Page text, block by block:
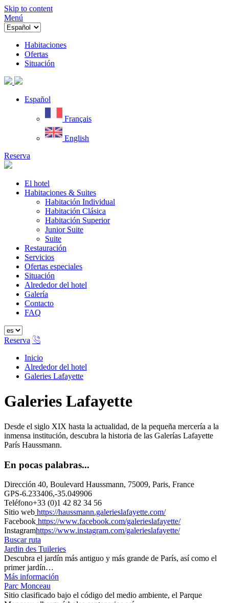
Skip to content
Menú
Habitaciones
Ofertas
Situación
Español
Français
English
Reserva
El hotel
Habitaciones & Suites
Habitación Individual
Habitación Clásica
Habitación Superior
Junior Suite
Suite
Restauración
Servicios
Ofertas especiales
Situación
Alrededor del hotel
Galería
Contacto
FAQ
Reserva
Inicio
Alrededor del hotel
Galeries Lafayette
Galeries Lafayette
Desde el siglo XIX hasta la actualidad, de la pequeña mercería a la
inmensa institución, descubra la historia de las Galerías Lafayette
París Haussmann.
En pocas palabras...
Dirección 40, Boulevard Haussmann, 75009, Paris, France
GPS-6.233406,-35.049906
Teléfono+33 (0)1 42 82 34 56
Sitio web https://haussmann.galerieslafayette.com/
Facebook https://www.facebook.com/galerieslafayette/
Instagramhttps://www.instagram.com/galerieslafayette/
Buscar ruta
Jardin des Tuileries
Descubra el jardín más antiguo y más grande de París, así como el
primer jardín…
Más información
Parc Monceau
Sitio clasificado bajo el código del medio ambiente, el Parque